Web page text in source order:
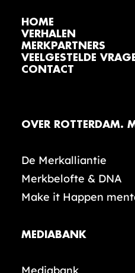
HOME
VERHALEN
MERKPARTNERS
VEELGESTELDE
CONTACT
OVER ROTTERDAM.
De Merkalliantie
Merkbelofte & DNA
Make it Happen
MEDIABANK